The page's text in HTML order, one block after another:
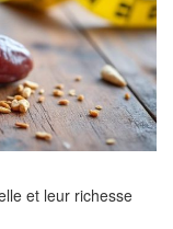
et leur richesse